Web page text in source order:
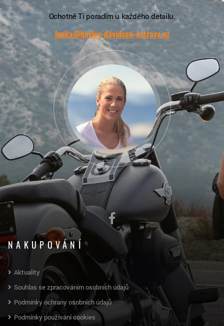
Ochotně Ti poradím u každého detailu.
lucka@harley-davidson-ostrava.cz
NAKUPOVÁNÍ
Aktuality
Souhlas se zpracováním osobních údajů
Podmínky ochrany osobních údajů
Podmínky používání cookies